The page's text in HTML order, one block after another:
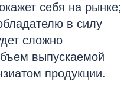
себя на рынке;
в силу
сложно
выпускаемой
продукции.